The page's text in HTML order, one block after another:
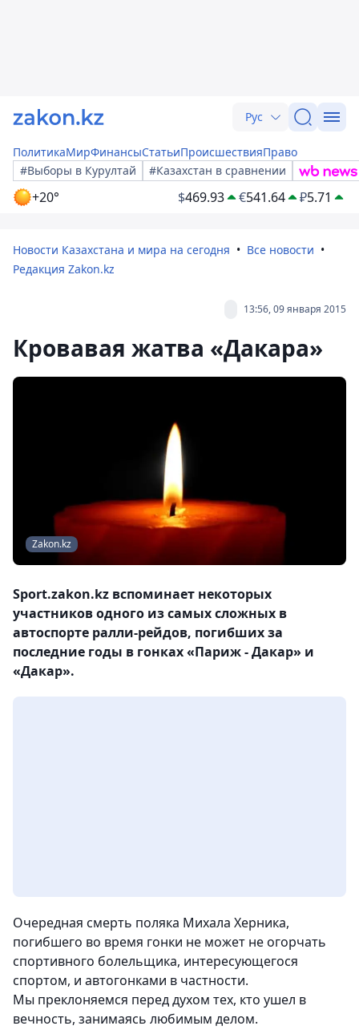
Рус
ПолитикаМирФинансыСтатьиПроисшествияПраво
#Выборы в Курултай
#Казахстан в сравнении
+20° $469.93 €541.64 ₽5.71
Новости Казахстана и мира на сегодня
Все новости
Редакция Zakon.kz
13:56, 09 января 2015
Кровавая жатва «Дакара»
Zakon.kz
Sport.zakon.kz вспоминает некоторых
участников одного из самых сложных в
автоспорте ралли-рейдов, погибших за
последние годы в гонках «Париж - Дакар» и
«Дакар».
Очередная смерть поляка Михала Херника,
погибшего во время гонки не может не огорчать
спортивного болельщика, интересующегося
спортом, и автогонками в частности.
Мы преклоняемся перед духом тех, кто ушел в
вечность, занимаясь любимым делом.